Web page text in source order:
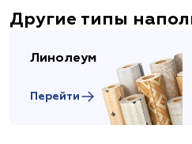
Другие типы
Линолеум
Перейти